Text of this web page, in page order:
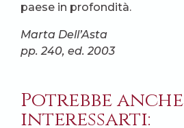
paese in profondità.
Marta Dell’Asta
pp. 240, ed. 2003
Potrebbe anche
interessarti: